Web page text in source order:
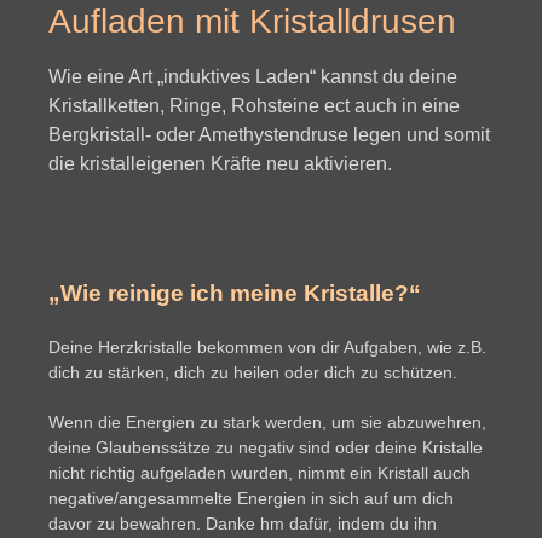
Aufladen mit Kristalldrusen
Wie eine Art „induktives Laden“ kannst du deine
Kristallketten, Ringe, Rohsteine ect auch in eine
Bergkristall- oder Amethystendruse legen und somit
die kristalleigenen Kräfte neu aktivieren.
„Wie reinige ich meine Kristalle?“
Deine Herzkristalle bekommen von dir Aufgaben, wie z.B.
dich zu stärken, dich zu heilen oder dich zu schützen.
Wenn die Energien zu stark werden, um sie abzuwehren,
deine Glaubenssätze zu negativ sind oder deine Kristalle
nicht richtig aufgeladen wurden, nimmt ein Kristall auch
negative/angesammelte Energien in sich auf um dich
davor zu bewahren. Danke hm dafür, indem du ihn